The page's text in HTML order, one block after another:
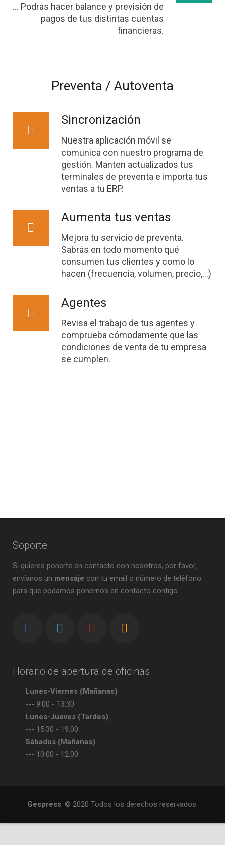
… Podrás hacer balance y previsión de
pagos de tus distintas cuentas
financieras.
Preventa / Autoventa
Sincronización
Nuestra aplicación móvil se
comunica con nuestro programa de
gestión. Manten actualizados tus
terminales de preventa e importa tus
ventas a tu ERP.
Aumenta tus ventas
Mejora tu servicio de preventa.
Sabrás en todo momento qué
consumen tus clientes y como lo
hacen (frecuencia, volumen, precio,…)
Agentes
Revisa el trabajo de tus agentes y
comprueba cómodamente que las
condiciones de venta de tu empresa
se cumplen.
Soporte
Si quieres ponerte en contacto con nosotros, por favor,
envíanos un mensaje con tu email o número de teléfono
para que podamos ponernos en contacto contigo.
Horario de apertura de oficinas
Lunes-Viernes (Mañanas)
--- 9:00 - 13:30
Lunes-Jueves (Tardes)
--- 15:30 - 19:00
Sábados (Mañanas)
--- 10:00 - 12:00
Gespress. © 2020 Todos los derechos reservados.